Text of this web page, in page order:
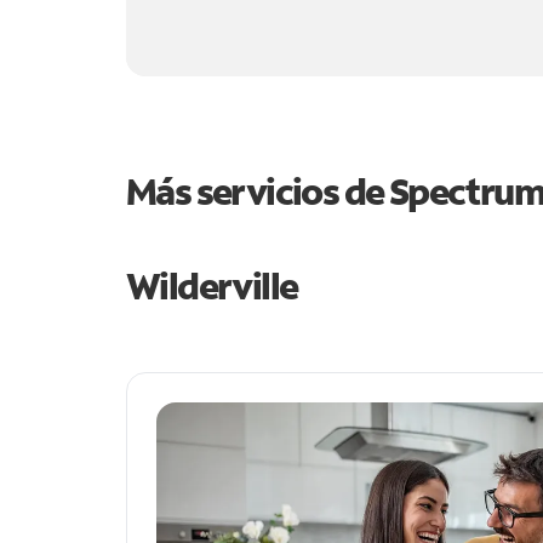
Más servicios de
Wilderville